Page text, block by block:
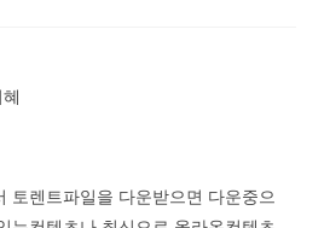
토렌트파일을 다운받으면 다운중으